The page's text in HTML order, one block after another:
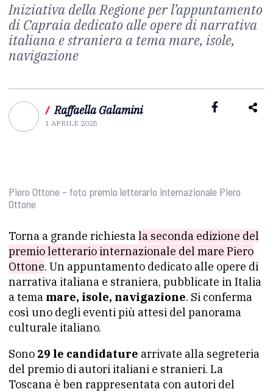
Iniziativa della Regione per l’appuntamento
di Capraia dedicato alle opere di narrativa
italiana e straniera a tema mare, isole,
navigazione
/ Raffaella Galamini
1 APRILE 2025
Piero Ottone – foto premio letterario internazionale Piero
Ottone
Torna a grande richiestala seconda edizione del
premio letterario internazionale del mare Piero
Ottone. Un appuntamento dedicato alle opere di
narrativa italiana e straniera, pubblicate in Italia
a tema mare, isole, navigazione. Si conferma
così uno degli eventi più attesi del panorama
culturale italiano.
Sono 29 le candidature arrivate alla segreteria
del premio di autori italiani e stranieri. La
Toscana è ben rappresentata con autori del